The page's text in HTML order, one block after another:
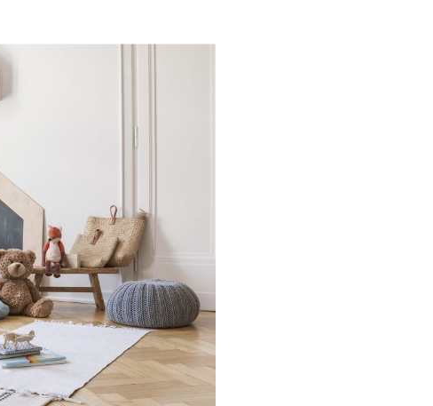
Families: la nostra
al mese riceverai
della tua
cucina,
mondo delle Royal
e speciale.Una volta
semplice
a spunti su genitorialità,
anche tu nel
è grandissima
per rendere più
grazie a spunti su